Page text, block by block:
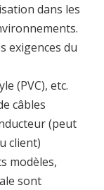
dans les
exigences du
(PVC), etc.
câbles
(peut
client)
modèles,
sont